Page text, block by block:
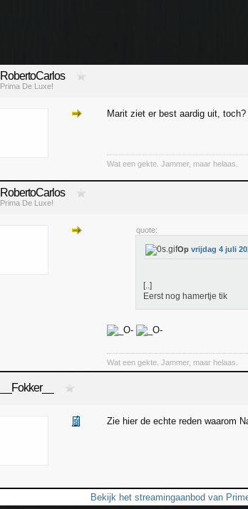
RobertoCarlos
Prima De Luxe!
Marit ziet er best aardig uit, toch?
Wat een gekte. Jammer, maar helaas.
RobertoCarlos
Prima De Luxe!
quote:
Op vrijdag 4 juli
[..]
Eerst nog hamertje tik
Wat een gekte. Jammer, maar helaas.
__Fokker__
Zie hier de echte reden waarom
Bekijk het streamingaanbod van